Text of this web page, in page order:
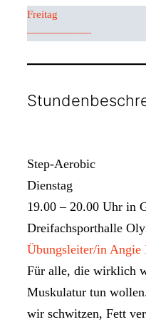
Freitag
——————
Step-Aerobic
Dienstag
19.00 – 20.00 Uhr in
Dreifachsporthalle
Übungsleiter/in Angie
Für alle, die wirklich
Muskulatur tun
wir schwitzen, Fett